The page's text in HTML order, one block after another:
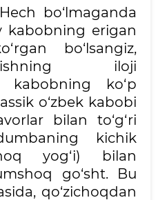
bo‘lmaganda
kabobning erigan
bo‘lsangiz,
iloji
kabobning ko‘p
o‘zbek kabobi
bilan to‘g‘ri
kichik
yog‘i) bilan
go‘sht. Bu
qo‘zichoqdan